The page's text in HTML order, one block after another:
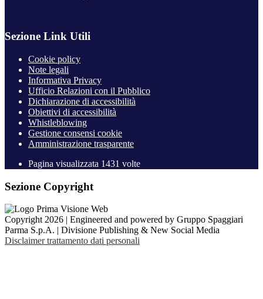
Sezione Link Utili
Cookie policy
Note legali
Informativa Privacy
Ufficio Relazioni con il Pubblico
Dichiarazione di accessibilità
Obiettivi di accessibilità
Whistleblowing
Gestione consensi cookie
Amministrazione trasparente
Pagina visualizzata 1431 volte
Sezione Copyright
Copyright 2026 | Engineered and powered by Gruppo Spaggiari
Parma S.p.A. | Divisione Publishing & New Social Media
Disclaimer trattamento dati personali